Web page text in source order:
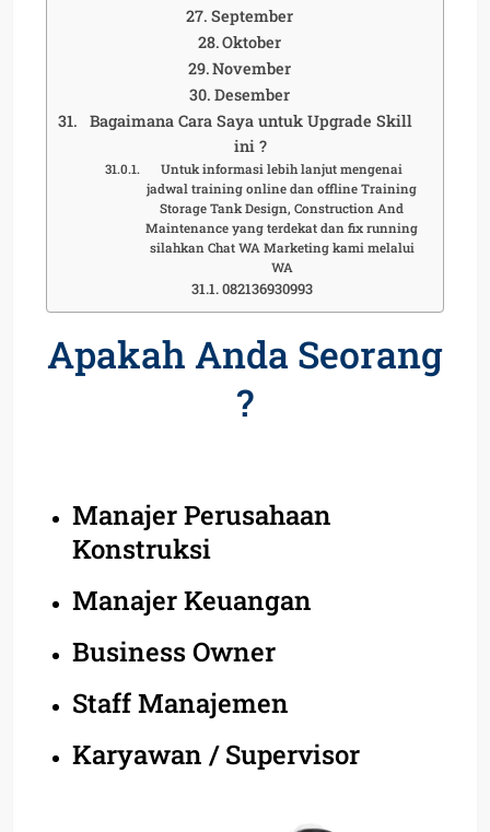
September
Oktober
November
Desember
Bagaimana Cara Saya untuk Upgrade Skill
ini ?
Untuk informasi lebih lanjut mengenai
jadwal training online dan offline Training
Storage Tank Design, Construction And
Maintenance yang terdekat dan fix running
silahkan Chat WA Marketing kami melalui
WA
082136930993
Apakah Anda Seorang
?
Manajer Perusahaan
Konstruksi
Manajer Keuangan
Business Owner
Staff Manajemen
Karyawan / Supervisor